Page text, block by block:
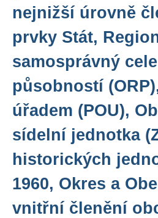
nejnižší úrovně
prvky Stát,
samosprávný
působností
úřadem (POU),
sídelní jednotka
historických
1960, Okres a
vnitřní členění